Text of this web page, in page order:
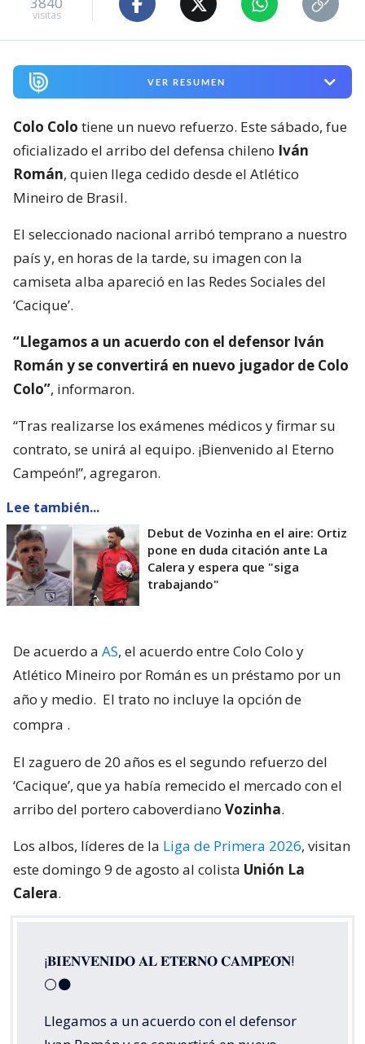
visitas
VER RESUMEN
Colo Colo tiene un nuevo refuerzo. Este sábado, fue
oficializado el arribo del defensa chileno Iván
Román, quien llega cedido desde el Atlético
Mineiro de Brasil.
El seleccionado nacional arribó temprano a nuestro
país y, en horas de la tarde, su imagen con la
camiseta alba apareció en las Redes Sociales del
‘Cacique’.
“Llegamos a un acuerdo con el defensor Iván
Román y se convertirá en nuevo jugador de Colo
Colo”, informaron.
“Tras realizarse los exámenes médicos y firmar su
contrato, se unirá al equipo. ¡Bienvenido al Eterno
Campeón!”, agregaron.
Lee también...
Debut de Vozinha en el aire: Ortiz
pone en duda citación ante La
Calera y espera que "siga
trabajando"
De acuerdo a AS, el acuerdo entre Colo Colo y
Atlético Mineiro por Román es un préstamo por un
año y medio. El trato no incluye la opción de
compra .
El zaguero de 20 años es el segundo refuerzo del
‘Cacique’, que ya había remecido el mercado con el
arribo del portero caboverdiano Vozinha.
Los albos, líderes de la Liga de Primera 2026, visitan
este domingo 9 de agosto al colista Unión La
Calera.
¡𝐁𝐈𝐄𝐍𝐕𝐄𝐍𝐈𝐃𝐎 𝐀𝐋 𝐄𝐓𝐄𝐑𝐍𝐎 𝐂𝐀𝐌𝐏𝐄𝐎́𝐍!
⚪⚫
Llegamos a un acuerdo con el defensor